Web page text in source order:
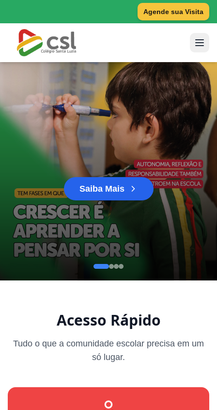
Agende sua Visita
Saiba Mais
Acesso Rápido
Tudo o que a comunidade escolar precisa em um
só lugar.